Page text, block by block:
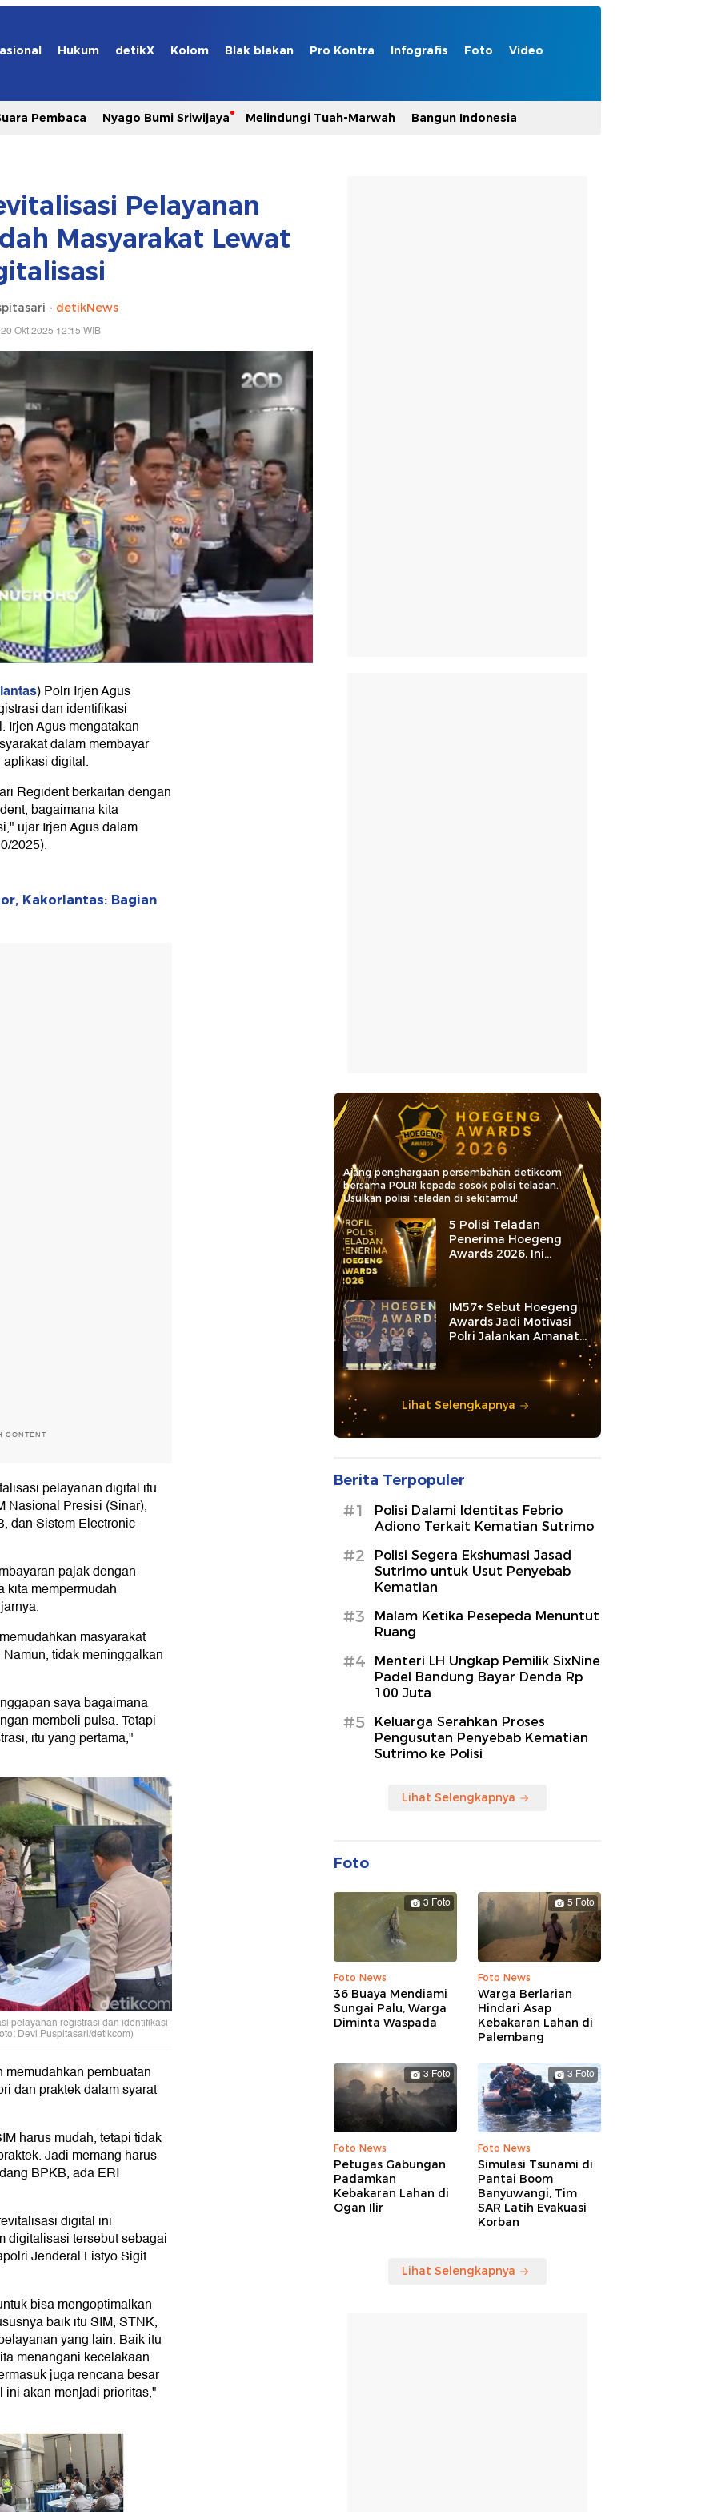
Hukum detikX Kolom Blak blakan Pro Kontra Infografis Foto Video
Pembaca Nyago Bumi Sriwijaya Melindungi Tuah-Marwah Bangun Indonesia
Pelayanan
Masyarakat Lewat
- detikNews
Okt 2025 12:15 WIB
) Polri Irjen Agus
dan identifikasi
Irjen Agus mengatakan
dalam membayar
digital.
Regident berkaitan dengan
bagaimana kita
ujar Irjen Agus dalam
2025).
Kakorlantas: Bagian
CONTENT
pelayanan digital itu
Nasional Presisi (Sinar),
dan Sistem Electronic
pajak dengan
kita mempermudah
masyarakat
tidak meninggalkan
saya bagaimana
membeli pulsa. Tetapi
itu yang pertama,"
pelayanan registrasi dan identifikasi
Devi Puspitasari/detikcom)
pembuatan
dan praktek dalam syarat
harus mudah, tetapi tidak
Jadi memang harus
BPKB, ada ERI
digital ini
digitalisasi tersebut sebagai
Jenderal Listyo Sigit
bisa mengoptimalkan
baik itu SIM, STNK,
yang lain. Baik itu
menangani kecelakaan
juga rencana besar
akan menjadi prioritas,"
Ajang penghargaan persembahan detikcom
bersama POLRI kepada sosok polisi teladan.
Usulkan polisi teladan di sekitarmu!
5 Polisi Teladan
Penerima Hoegeng
Awards 2026, Ini
Kategori dan Kiprahnya
IM57+ Sebut Hoegeng
Awards Jadi Motivasi
Polri Jalankan Amanat
Lihat Selengkapnya
Berita Terpopuler
#1
Polisi Dalami Identitas Febrio
Adiono Terkait Kematian Sutrimo
#2
Polisi Segera Ekshumasi Jasad
Sutrimo untuk Usut Penyebab
Kematian
#3
Malam Ketika Pesepeda Menuntut
Ruang
#4
Menteri LH Ungkap Pemilik SixNine
Padel Bandung Bayar Denda Rp
100 Juta
#5
Keluarga Serahkan Proses
Pengusutan Penyebab Kematian
Sutrimo ke Polisi
Lihat Selengkapnya
Foto
3 Foto
Foto News
36 Buaya Mendiami
Sungai Palu, Warga
Diminta Waspada
5 Foto
Foto News
Warga Berlarian
Hindari Asap
Kebakaran Lahan di
Palembang
3 Foto
Foto News
Petugas Gabungan
Padamkan
Kebakaran Lahan di
Ogan Ilir
3 Foto
Foto News
Simulasi Tsunami di
Pantai Boom
Banyuwangi, Tim
SAR Latih Evakuasi
Korban
Lihat Selengkapnya